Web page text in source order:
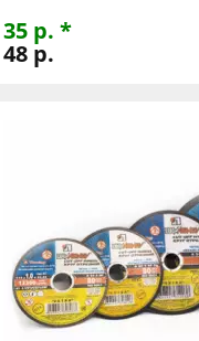
35 р. *
48 р.